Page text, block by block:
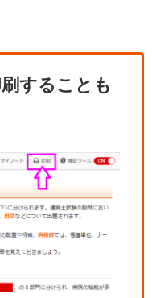
することも